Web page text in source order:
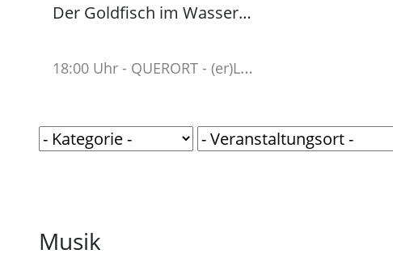
Der Goldfisch im Wasserglas
18:00 Uhr - QUERORT - (er)LEBEN
Musik